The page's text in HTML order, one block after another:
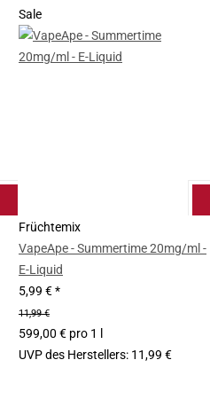
Sale
Früchtemix
VapeApe - Summertime 20mg/ml -
E-Liquid
5,99 €*
11,99 €
599,00 € pro 1 l
UVP des Herstellers: 11,99 €